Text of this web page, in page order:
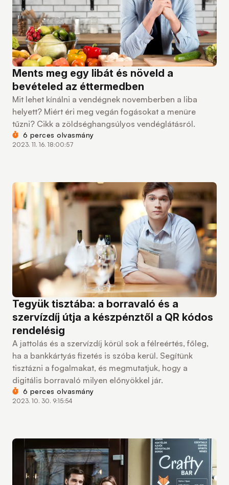
Ments meg egy libát és növeld a
bevételed az éttermedben
Mit lehet kínálni a vendégnek novemberben a liba
helyett? Miért éri meg vegán fogásokat a menüre
tűzni? Cikk a zöldséghangsúlyos vendéglátásról.
6 perces olvasmány
2023. 11. 16. 18:00:57
Tegyük tisztába: a borravaló és a
szervízdíj útja a készpénztől a QR kódos
rendelésig
A jattolás és a szervízdíj körül sok a félreértés, főleg,
ha a bankkártyás fizetés is szóba kerül. Segítünk
tisztázni a fogalmakat, és megmutatjuk, hogy a
digitális borravaló milyen előnyökkel jár.
6 perces olvasmány
2023. 10. 30. 9:15:54